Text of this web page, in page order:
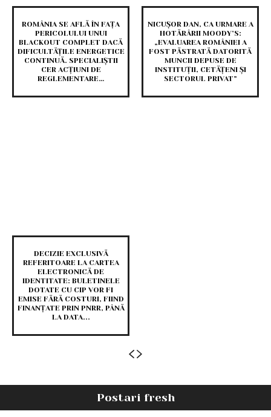
ROMÂNIA SE AFLĂ ÎN FAȚA
PERICOLULUI UNUI
BLACKOUT COMPLET DACĂ
DIFICULTĂȚILE ENERGETICE
CONTINUĂ. SPECIALIȘTII
CER ACȚIUNI DE
REGLEMENTARE…
NICUȘOR DAN, CA URMARE A
HOTĂRÂRII MOODY’S:
„EVALUAREA ROMÂNIEI A
FOST PĂSTRATĂ DATORITĂ
MUNCII DEPUSE DE
INSTITUȚII, CETĂȚENI ȘI
SECTORUL PRIVAT”
DECIZIE EXCLUSIVĂ
REFERITOARE LA CARTEA
ELECTRONICĂ DE
IDENTITATE: BULETINELE
DOTATE CU CIP VOR FI
EMISE FĂRĂ COSTURI, FIIND
FINANȚATE PRIN PNRR, PÂNĂ
LA DATA...
Postari fresh